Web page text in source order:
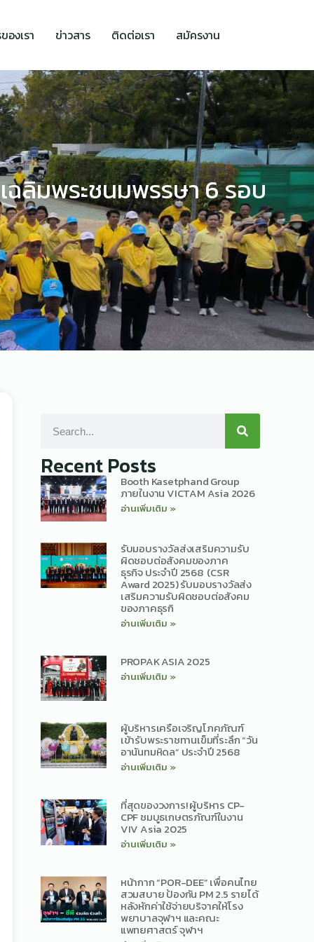
องเรา ข่าวสาร ติดต่อเรา สมัครงาน
ฉลิมพระชนมพรรษา 6 รอบ
Recent Posts
Booth Kasetphand Group
ภายในงาน VICTAM Asia 2026
อ่านเพิ่มเติม »
รับมอบรางวัลส่งเสริมความรับ
ผิดชอบต่อสังคมของภาค
ธุรกิจ ประจำปี 2568 (CSR
Award 2025) รับมอบรางวัลส่ง
เสริมความรับผิดชอบต่อสังคม
ของภาคธุรกิ
อ่านเพิ่มเติม »
PROPAK ASIA 2025
อ่านเพิ่มเติม »
ผู้บริหารเครือเจริญโภคภัณฑ์
เข้ารับพระราชทานเข็มที่ระลึก “วัน
อานันทมหิดล” ประจำปี 2568
อ่านเพิ่มเติม »
ที่สุดของวงการ! ผู้บริหาร CP-
CPF ชมบูธเกษตรภัณฑ์ในงาน
VIV Asia 2025
อ่านเพิ่มเติม »
หน้ากาก “POR-DEE” เพื่อคนไทย
สวมสบาย ป้องกัน PM 2.5 รายได้
หลังหักค่าใช้จ่ายบริจาคให้โรง
พยาบาลจุฬาฯ และคณะ
แพทยศาสตร์ จุฬาฯ